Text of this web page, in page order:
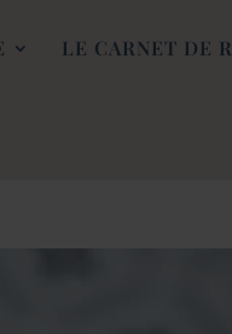
LE CARNET DE